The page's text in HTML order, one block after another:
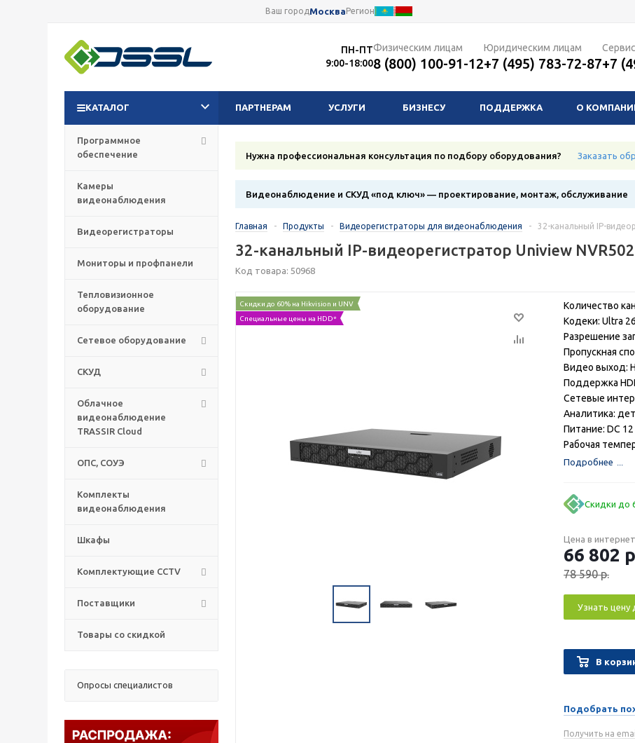
Ваш городМоскваРегион
ПН-ПТ
9:00-18:00
Физическим лицам
8 (800) 100-91-12
Юридическим лицам
+7 (495) 783-72-87+7
КАТАЛОГ ПАРТНЕРАМ УСЛУГИ БИЗНЕСУ ПОДДЕРЖКА О
Программное
обеспечение
Камеры
видеонаблюдения
Видеорегистраторы
Мониторы и профпанели
Тепловизионное
оборудование
Сетевое оборудование
СКУД
Облачное
видеонаблюдение
TRASSIR Cloud
ОПС, СОУЭ
Комплекты
видеонаблюдения
Шкафы
Комплектующие CCTV
Поставщики
Товары со скидкой
Опросы специалистов
Нужна профессиональная консультация по подбору оборудования? Заказать
Видеонаблюдение и СКУД «под ключ» — проектирование, монтаж, обслуживание
Главная - Продукты - Видеорегистраторы для видеонаблюдения - 32-канальный IP-
32-канальный IP-видеорегистратор Uniview
Код товара: 50968
Скидки до 60% на Hikvision и UNV
Специальные цены на HDD*
Количество
Кодеки: Ultra
Разрешение
Пропускная
Видео выход:
Поддержка
Сетевые
Аналитика:
Питание: DC
Рабочая
Подробнее
Скидки до
Цена в
66 802
78 590р.
Узнать цену
В
Подобрать
Получить на